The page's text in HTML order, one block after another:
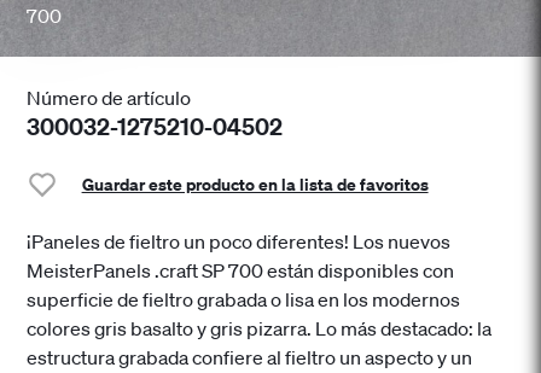
700
Número de artículo
300032-1275210-04502
Guardar este producto en la lista de favoritos
¡Paneles de fieltro un poco diferentes! Los nuevos
MeisterPanels .craft SP 700 están disponibles con
superficie de fieltro grabada o lisa en los modernos
colores gris basalto y gris pizarra. Lo más destacado: la
estructura grabada confiere al fieltro un aspecto y un